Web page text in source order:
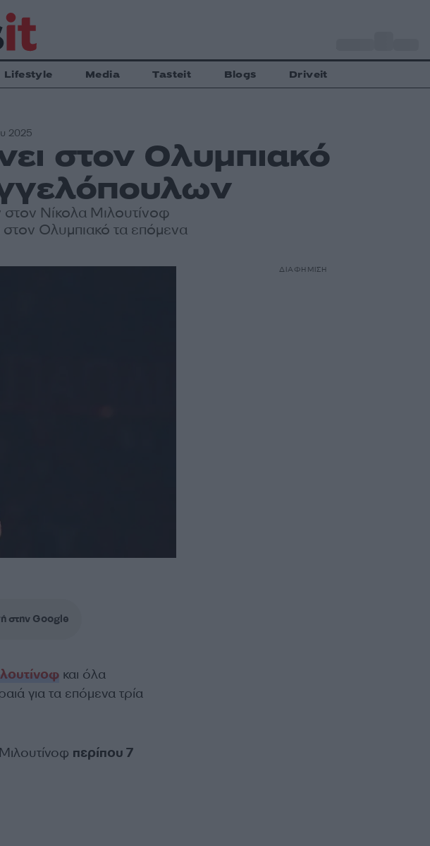
Lifestyle Media Tasteit Blogs Driveit
2025
στον Ολυμπιακό
Νίκολα Μιλουτίνοφ
στον Ολυμπιακό τα επόμενα
στην Google
και όλα
για τα επόμενα τρία
περίπου 7
ΔΙΑΦΗΜΙΣΗ